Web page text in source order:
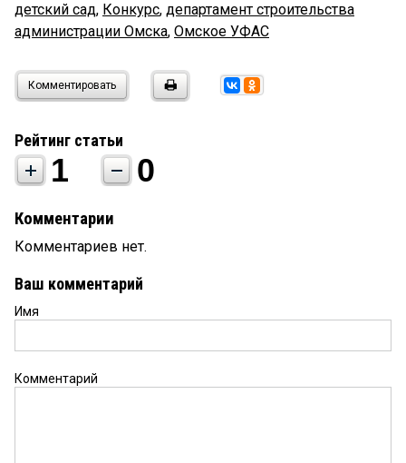
детский сад, Конкурс, департамент строительства
администрации Омска, Омское УФАС
Комментировать
Рейтинг статьи
1 0
Комментарии
Комментариев нет.
Ваш комментарий
Имя
Комментарий